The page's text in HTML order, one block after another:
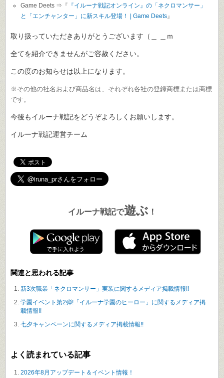
Game Deets ⇒『 『イルーナ戦記オンライン』の「ネクロマンサー」
と「エンチャンター」に新スキル登場！ | Game Deets』
取り扱っていただきありがとうございます（＿ ＿ｍ
全てを紹介できませんがご容赦ください。
この度のお知らせは以上になります。
※その他の社名および商品名は、それぞれ各社の登録商標または商標
です。
今後もイルーナ戦記をどうぞよろしくお願いします。
イルーナ戦記運営チーム
イルーナ戦記で遊ぶ ！
関連と思われる記事
新3次職業「ネクロマンサー」実装に関するメディア掲載情報!!
学園イベント第2弾!「イルーナ学園のヒーロー」に関するメディア掲
載情報!!
七夕キャンペーンに関するメディア掲載情報!!
よく読まれている記事
2026年8月アップデート＆イベント情報！